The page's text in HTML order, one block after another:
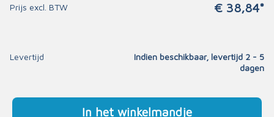
Prijs excl. BTW € 38,84*
Levertijd
Indien beschikbaar, levertijd 2 - 5
dagen
In het winkelmandje